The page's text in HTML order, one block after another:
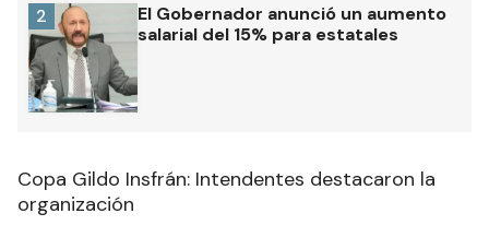
El Gobernador anunció un aumento
salarial del 15% para estatales
2
Copa Gildo Insfrán: Intendentes destacaron la
organización